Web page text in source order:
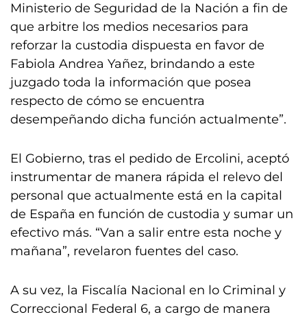
Ministerio de Seguridad de la Nación a fin de
que arbitre los medios necesarios para
reforzar la custodia dispuesta en favor de
Fabiola Andrea Yañez, brindando a este
juzgado toda la información que posea
respecto de cómo se encuentra
desempeñando dicha función actualmente”.
El Gobierno, tras el pedido de Ercolini, aceptó
instrumentar de manera rápida el relevo del
personal que actualmente está en la capital
de España en función de custodia y sumar un
efectivo más. “Van a salir entre esta noche y
mañana”, revelaron fuentes del caso.
A su vez, la Fiscalía Nacional en lo Criminal y
Correccional Federal 6, a cargo de manera